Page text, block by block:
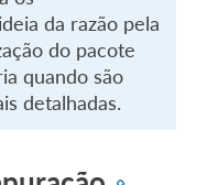
da razão pela
do pacote
quando são
detalhadas.